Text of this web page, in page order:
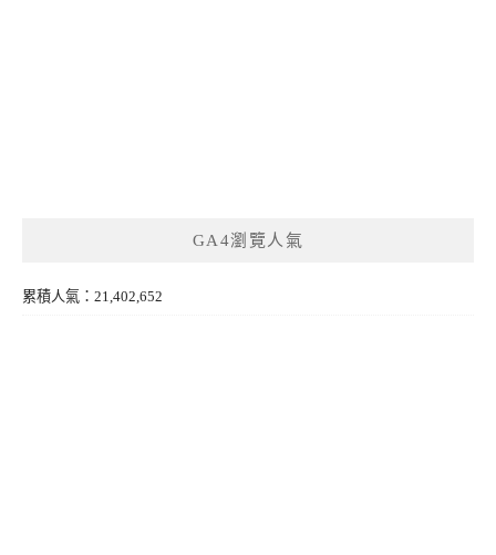
GA4瀏覽人氣
累積人氣：21,402,652